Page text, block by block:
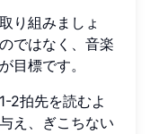
り組みましょ
ではなく、音楽
目標です。
2拍先を読むよ
え、ぎこちない